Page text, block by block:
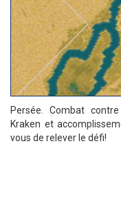
Persée. Combat
Kraken et
vous de relever le défi!